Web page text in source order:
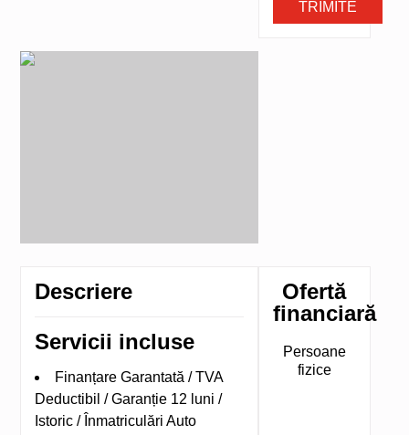
TRIMITE
Descriere
Servicii incluse
Finanțare Garantată / TVA
Deductibil / Garanție 12 luni /
Istoric / Înmatriculări Auto
Ofertă
financiară
Persoane
fizice